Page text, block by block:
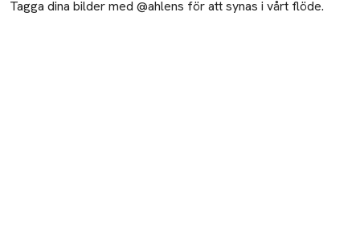
Tagga dina bilder med @ahlens för att synas i vårt flöde.